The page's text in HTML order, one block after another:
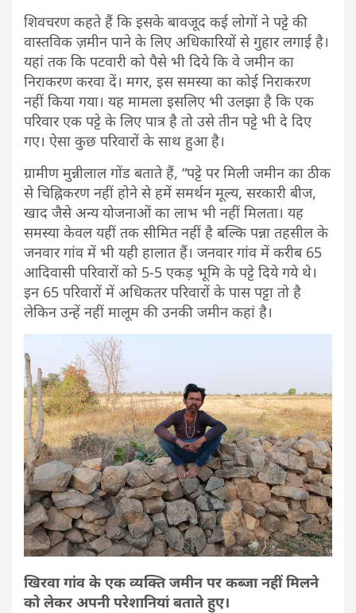
शिवचरण कहते हैं कि इसके बावजूद कई लोगों ने पट्टे की
वास्तविक ज़मीन पाने के लिए अधिकारियों से गुहार लगाई है।
यहां तक कि पटवारी को पैसे भी दिये कि वे जमीन का
निराकरण करवा दें। मगर, इस समस्या का कोई निराकरण
नहीं किया गया। यह मामला इसलिए भी उलझा है कि एक
परिवार एक पट्टे के लिए पात्र है तो उसे तीन पट्टे भी दे दिए
गए। ऐसा कुछ परिवारों के साथ हुआ है।
ग्रामीण मुन्नीलाल गोंड बताते हैं, “पट्टे पर मिली जमीन का ठीक
से चिह्निकरण नहीं होने से हमें समर्थन मूल्य, सरकारी बीज,
खाद जैसे अन्य योजनाओं का लाभ भी नहीं मिलता। यह
समस्या केवल यहीं तक सीमित नहीं है बल्कि पन्ना तहसील के
जनवार गांव में भी यही हालात हैं। जनवार गांव में करीब 65
आदिवासी परिवारों को 5-5 एकड़ भूमि के पट्टे दिये गये थे।
इन 65 परिवारों में अधिकतर परिवारों के पास पट्टा तो है
लेकिन उन्हें नहीं मालूम की उनकी जमीन कहां है।
खिरवा गांव के एक व्यक्ति जमीन पर कब्जा नहीं मिलने
को लेकर अपनी परेशानियां बताते हुए।